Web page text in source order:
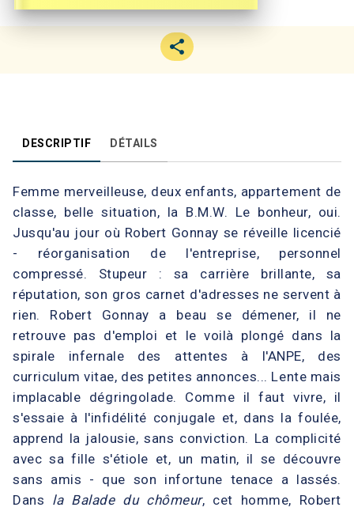
DESCRIPTIF DÉTAILS
Femme merveilleuse, deux enfants, appartement de
classe, belle situation, la B.M.W. Le bonheur, oui.
Jusqu'au jour où Robert Gonnay se réveille licencié
- réorganisation de l'entreprise, personnel
compressé. Stupeur : sa carrière brillante, sa
réputation, son gros carnet d'adresses ne servent à
rien. Robert Gonnay a beau se démener, il ne
retrouve pas d'emploi et le voilà plongé dans la
spirale infernale des attentes à l'ANPE, des
curriculum vitae, des petites annonces... Lente mais
implacable dégringolade. Comme il faut vivre, il
s'essaie à l'infidélité conjugale et, dans la foulée,
apprend la jalousie, sans conviction. La complicité
avec sa fille s'étiole et, un matin, il se découvre
sans amis - que son infortune tenace a lassés.
Dans la Balade du chômeur, cet homme, Robert